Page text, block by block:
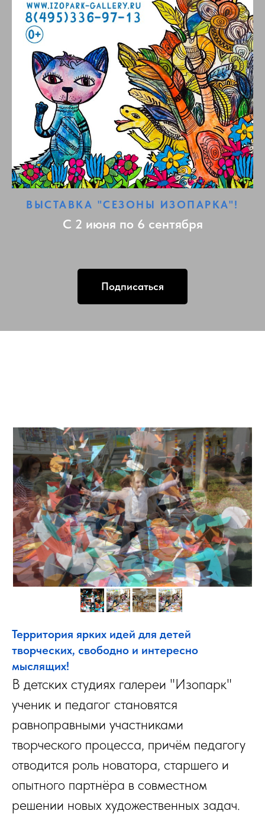
ВЫСТАВКА "СЕЗОНЫ ИЗОПАРКА"!
С 2 июня по 6 сентября
Подписаться
Территория ярких идей для детей
творческих, свободно и интересно
мыслящих!
В детских студиях галереи "Изопарк"
ученик и педагог становятся
равноправными участниками
творческого процесса, причём педагогу
отводится роль новатора, старшего и
опытного партнёра в совместном
решении новых художественных задач.